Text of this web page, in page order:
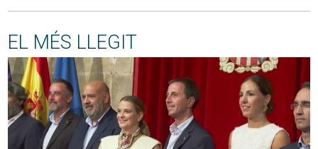
EL MÉS LLEGIT